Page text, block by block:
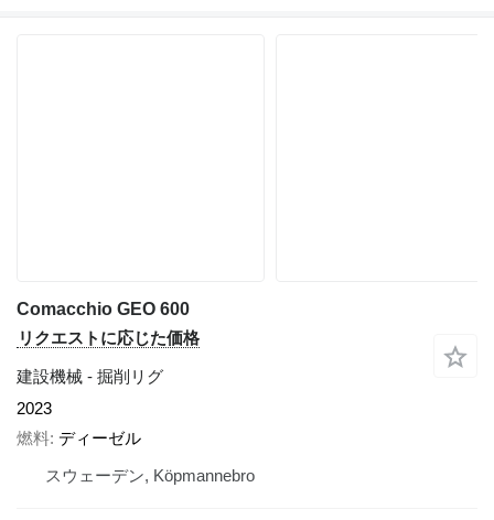
Comacchio GEO 600
リクエストに応じた価格
建設機械 - 掘削リグ
2023
燃料 ディーゼル
スウェーデン, Köpmannebro